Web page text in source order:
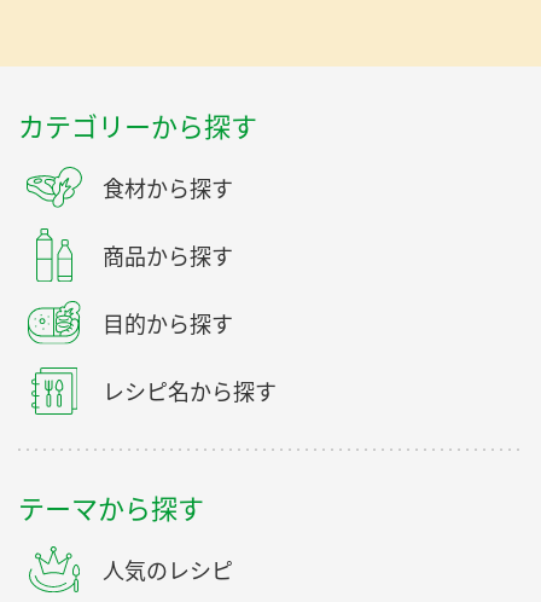
カテゴリーから探す
食材から探す
商品から探す
目的から探す
レシピ名から探す
テーマから探す
人気のレシピ